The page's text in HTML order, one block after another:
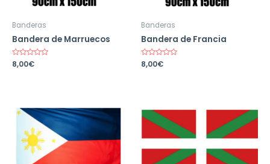
Banderas
Bandera de Marruecos
Valorado
en
8,00€
Banderas
Bandera de Francia
Valorado
en
8,00€